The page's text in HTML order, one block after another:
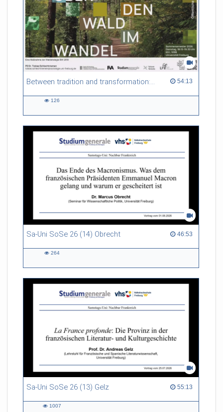
Between tradition and transformation: how owners, advisers and institutions co-create knowledge for resilient forests in Europe 54:13
54:13 duration
126
Sa-Uni SoSe 26 (14) Obrecht 46:53
46:53 duration
264
Sa-Uni SoSe 26 (13) Gelz 55:13
55:13 duration
1007